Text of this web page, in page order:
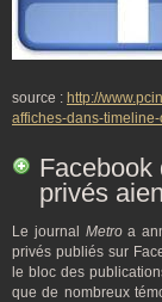
source : http://
affiches-dans-
Facebook
privés
Le journal Metroa
privés publiés sur
le bloc des
que de nombreux